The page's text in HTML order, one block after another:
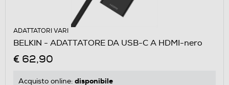
ADATTATORI VARI
BELKIN - ADATTATORE DA USB-C A HDMI-nero
€ 62,90
Acquisto online: disponibile